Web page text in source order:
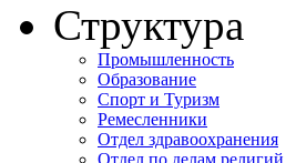
Структура
Промышленность
Образование
Спорт и Туризм
Ремесленники
Отдел здравоохранения
Отдел по делам религий